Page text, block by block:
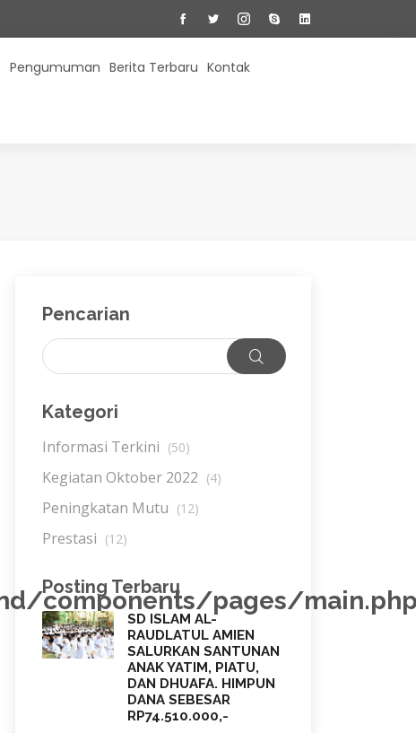
Pengumuman Berita Terbaru Kontak
components/pages/
Pencarian
Kategori
Informasi Terkini (50)
Kegiatan Oktober 2022 (4)
Peningkatan Mutu (12)
Prestasi (12)
Posting Terbaru
SD ISLAM AL-
RAUDLATUL AMIEN
SALURKAN SANTUNAN
ANAK YATIM, PIATU,
DAN DHUAFA. HIMPUN
DANA SEBESAR
RP74.510.000,-